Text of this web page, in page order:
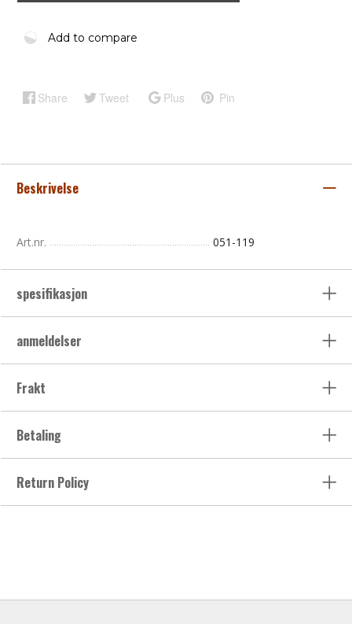
Add to compare
Share Tweet Plus Pin
Beskrivelse
Art.nr. 051-119
spesifikasjon
anmeldelser
Frakt
Betaling
Return Policy